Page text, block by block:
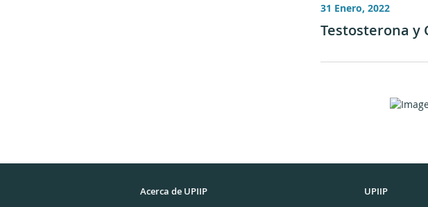
31 Enero, 2022
Testosterona y
Acerca de UPIIP UPIIP